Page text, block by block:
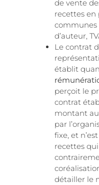
de vente
recettes en
d’auteur,
Le contrat
établit
perçoit le
contrat
montant
par
fixe, et
recettes
détailler le